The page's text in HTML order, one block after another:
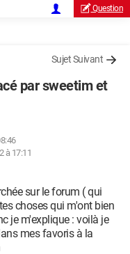
Question
Sujet Suivant
par sweetim et
à 17:11
sur le forum ( qui
choses qui m'ont bien
je m'explique : voilà je
mes favoris à la